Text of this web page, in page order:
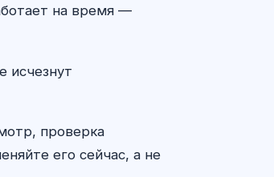
на время —
исчезнут
проверка
его сейчас, а не